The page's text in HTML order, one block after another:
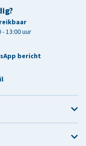
13:00 uur
bericht